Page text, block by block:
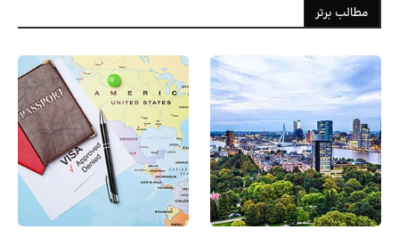
مطالب برتر